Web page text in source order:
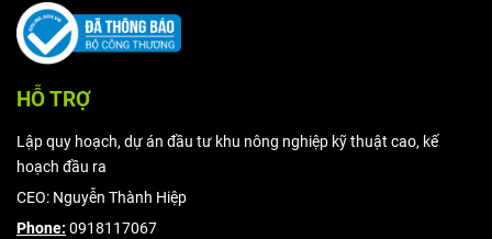
HỖ TRỢ
Lập quy hoạch, dự án đầu tư khu nông nghiệp kỹ thuật cao, kế
hoạch đầu ra
CEO: Nguyễn Thành Hiệp
Phone: 0918117067